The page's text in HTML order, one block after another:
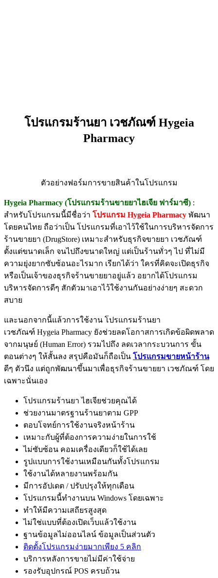
โปรแกรมร้านยา เวชภัณฑ์ Hygeia
Pharmacy
ตัวอย่างฟอร์มการขายสินค้าในโปรแกรม
Hygeia Pharmacy (โปรแกรมร้านขายยาไฮเจีย ฟาร์มาซี) :
สำหรับโปรแกรมนี้มีชื่อว่า โปรแกรม Hygeia Pharmacy พัฒนา
โดยคนไทย ถือว่าเป็น โปรแกรมที่เอาไว้ใช้ในการบริหารจัดการ
ร้านขายยา (DrugStore) เหมาะสำหรับธุรกิจขายยา เวชภัณฑ์
ตั้งแต่ขนาดเล็ก จนไปถึงขนาดใหญ่ แต่เป็นร้านทั่วๆ ไป ที่ไม่มี
ความยุ่งยากซับซ้อนอะไรมาก เรียกได้ว่า ใครที่คิดจะเปิดธุรกิจ
หรือเป็นเจ้าของธุรกิจร้านขายยาอยู่แล้ว อยากได้โปรแกรม
บริหารจัดการดีๆ สักตัวมาเอาไว้ใช้งานกันอย่างง่ายๆ สะดวก
สบาย
และนอกจากนี้แล้วการใช้งาน โปรแกรมร้านยา
เวชภัณฑ์ Hygeia Pharmacy ยังช่วยลดโอกาสการเกิดข้อผิดพลาด
จากมนุษย์ (Human Error) รวมไปถึง ลดเวลากระบวนการ ขั้น
ตอนต่างๆ ให้สั้นลง สรุปคือมันก็ถือเป็น โปรแกรมขายหน้าร้าน
ดีๆ ตัวนึง แต่ถูกพัฒนาขึ้นมาเพื่อธุรกิจร้านขายยา เวชภัณฑ์ โดย
เฉพาะนั่นเอง
โปรแกรมร้านยา ไฮเจียช่วยคุณได้
ช่วยงานมาตรฐานร้านยาตาม GPP
ตอบโจทย์การใช้งานจริงหน้าร้าน
เหมาะกับผู้ที่ต้องการความง่ายในการใช้
ไม่ซับซ้อน คอมเครื่องเดียวก็ใช้ได้เลย
รูปแบบการใช้งานเหมือนกันทั้งโปรแกรม
ใช้งานได้หลายงานพร้อมกัน
มีการอัปเดต / ปรับปรุงให้ทุกเดือน
โปรแกรมนี้ทำงานบน Windows โดยเฉพาะ
ทำให้มีความเสถียรสูงสุด
ไม่ใช่แบบที่ต้องเปิดเว็บแล้วใช้งาน
ฐานข้อมูลไม่ออนไลน์ ข้อมูลเป็นส่วนตัว
ติดตั้งโปรแกรมง่ายมากเพียง 5 คลิก
บริการหลังการขายไม่มีค่าใช้จ่าย
รองรับอุปกรณ์ POS ครบถ้วน